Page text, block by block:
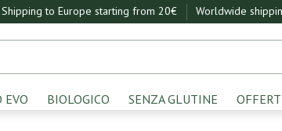
Shipping to Europe starting from 20€ Worldwide
EVO BIOLOGICO SENZA GLUTINE